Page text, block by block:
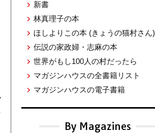
新書
林真理子の本
ほしよりこの本 (きょうの猫村さん)
伝説の家政婦・志麻の本
世界がもし100人の村だったら
マガジンハウスの全書籍リスト
マガジンハウスの電子書籍
By Magazines